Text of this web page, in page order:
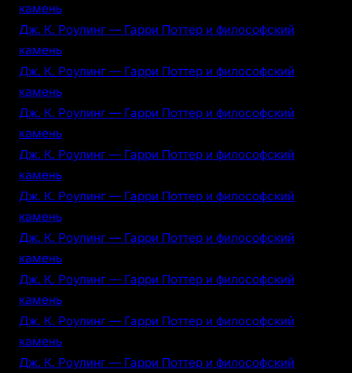
камень
Дж. К. Роулинг — Гарри Поттер и философский
камень
Дж. К. Роулинг — Гарри Поттер и философский
камень
Дж. К. Роулинг — Гарри Поттер и философский
камень
Дж. К. Роулинг — Гарри Поттер и философский
камень
Дж. К. Роулинг — Гарри Поттер и философский
камень
Дж. К. Роулинг — Гарри Поттер и философский
камень
Дж. К. Роулинг — Гарри Поттер и философский
камень
Дж. К. Роулинг — Гарри Поттер и философский
камень
Дж. К. Роулинг — Гарри Поттер и философский